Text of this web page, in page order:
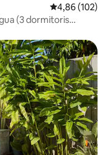
4,86 de
4,86 (102)
(3 dormitoris